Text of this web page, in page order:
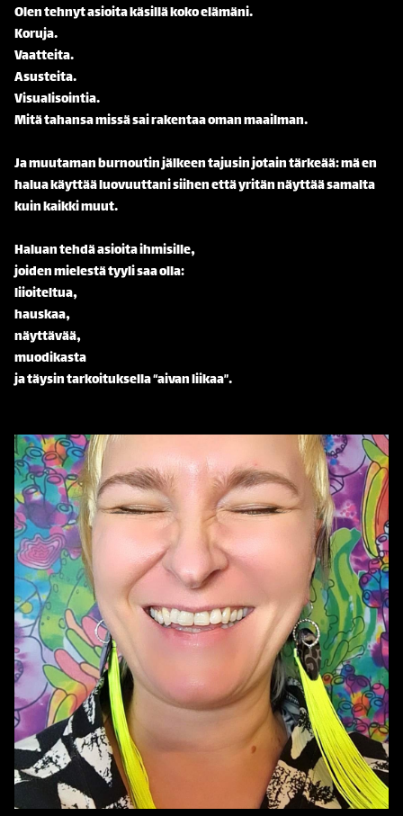
Olen tehnyt asioita käsillä koko elämäni.
Koruja.
Vaatteita.
Asusteita.
Visualisointia.
Mitä tahansa missä sai rakentaa oman maailman.
Ja muutaman burnoutin jälkeen tajusin jotain tärkeää: mä en
halua käyttää luovuuttani siihen että yritän näyttää samalta
kuin kaikki muut.
Haluan tehdä asioita ihmisille,
joiden mielestä tyyli saa olla:
liioiteltua,
hauskaa,
näyttävää,
muodikasta
ja täysin tarkoituksella “aivan liikaa”.